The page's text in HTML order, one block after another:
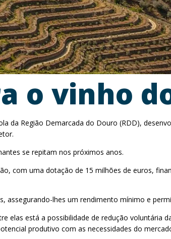
o vinho
da Região Demarcada do Douro (RDD),
se repitam nos próximos anos.
com uma dotação de 15 milhões de euros,
lhes um rendimento mínimo e
elas está a possibilidade de redução voluntária
produtivo com as necessidades do